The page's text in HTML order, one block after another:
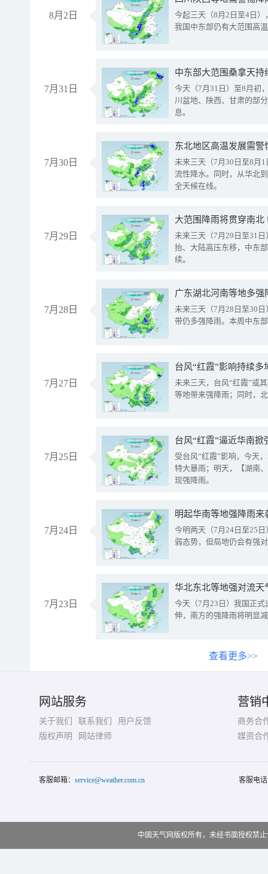
8月2日
今起三天（8月2日至4日
我国中东部仍有大范围高
7月31日
中东部大范围桑拿天
今天（7月31日）至8月初
川盆地、陕西、甘肃的部
息。
7月30日
东北地区高温发展需
未来三天（7月30日至8月
流性降水。同时，从华北
全天候在线。
7月29日
大范围降雨将贯穿南
未来三天（7月29日至31
抬、大陆高压东移，中东
续。
7月28日
广东湖北河南等地多
未来三天（7月28日至30
带仍多强降雨。本周中东
7月27日
台风“红霞”影响持续
未来三天，台风“红霞”或
等地带来强降雨；同时，
7月25日
台风“红霞”逼近华南
受台风“红霞”影响，今天
特大暴雨；明天，【湖南
现强降雨。
7月24日
明起华南等地强降雨
今明两天（7月24日至25
弱态势，但局地仍会有强
7月23日
华北东北等地强对流天
今天（7月23日）我国正
伸，南方的强降雨将明显
查看更多>>
网站服务
关于我们 联系我们
用户反馈
版权声明
网站律师
营销
商务合
媒资合
客服邮箱： service@weather.com.cn 客服电
中国天气网版权所有，未经书面授权